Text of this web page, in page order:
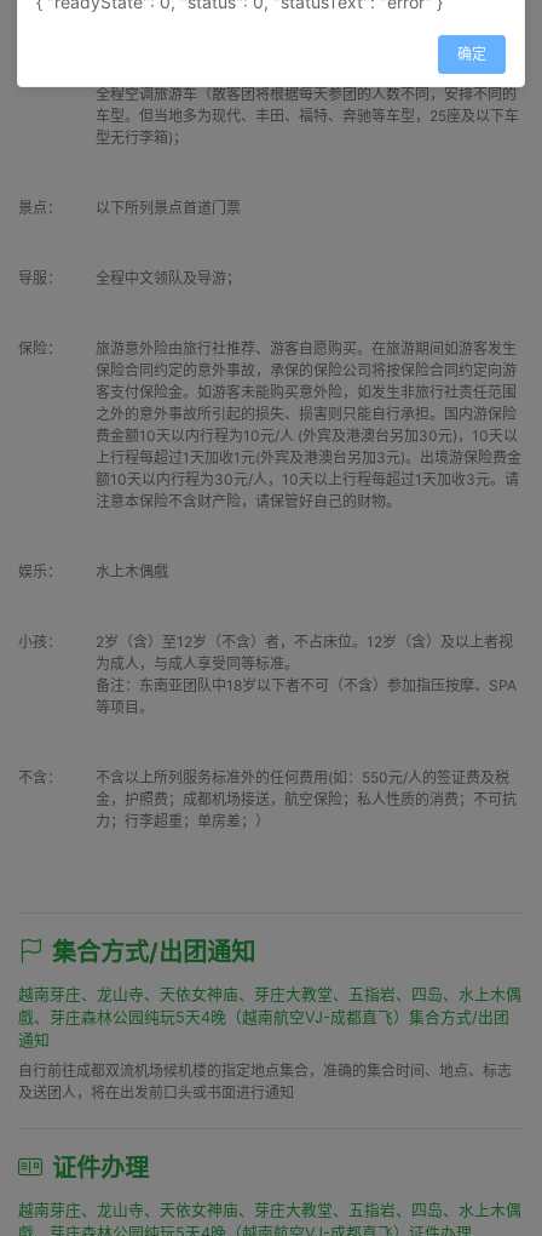
行程表内所列机票及全程机场税、保安税、燃油附加费、旅游大
全程空调旅游车（散客团将根据每天参团的人数不同，安排不同的
车型。但当地多为现代、丰田、福特、奔驰等车型，25座及以下车
型无行李箱)；
景点： 以下所列景点首道门票
导服： 全程中文领队及导游；
保险：
旅游意外险由旅行社推荐、游客自愿购买。在旅游期间如游客发生
保险合同约定的意外事故，承保的保险公司将按保险合同约定向游
客支付保险金。如游客未能购买意外险，如发生非旅行社责任范围
之外的意外事故所引起的损失、损害则只能自行承担。国内游保险
费金额10天以内行程为10元/人 (外宾及港澳台另加30元)，10天以
上行程每超过1天加收1元(外宾及港澳台另加3元)。出境游保险费金
额10天以内行程为30元/人，10天以上行程每超过1天加收3元。请
注意本保险不含财产险，请保管好自己的财物。
娱乐： 水上木偶戲
小孩：
2岁（含）至12岁（不含）者，不占床位。12岁（含）及以上者视
为成人，与成人享受同等标准。
备注：东南亚团队中18岁以下者不可（不含）参加指压按摩、SPA
等项目。
不含：
不含以上所列服务标准外的任何费用(如：550元/人的签证费及税
金，护照费；成都机场接送，航空保险；私人性质的消费；不可抗
力；行李超重；单房差；）
集合方式/出团通知
越南芽庄、龙山寺、天依女神庙、芽庄大教堂、五指岩、四岛、水上木偶
戲、芽庄森林公园纯玩5天4晚（越南航空VJ-成都直飞）集合方式/出团
通知
自行前往成都双流机场候机楼的指定地点集合，准确的集合时间、地点、标志
及送团人，将在出发前口头或书面进行通知
证件办理
越南芽庄、龙山寺、天依女神庙、芽庄大教堂、五指岩、四岛、水上木偶
确定